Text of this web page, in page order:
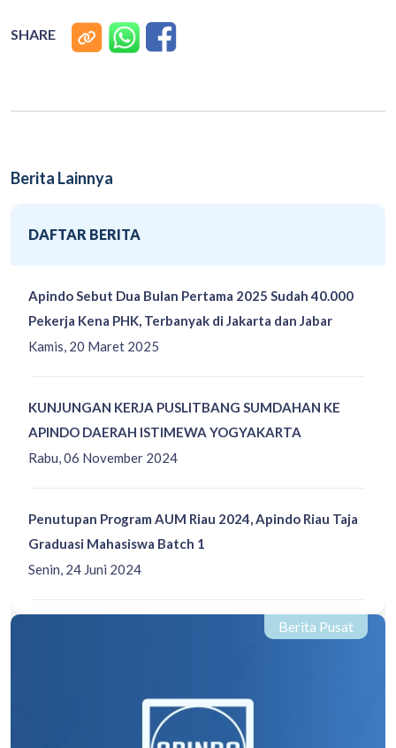
SHARE
Berita Lainnya
DAFTAR BERITA
Kamis, 20 Maret 2025
Apindo Sebut Dua Bulan Pertama 2025 Sudah 40.000
Pekerja Kena PHK, Terbanyak di Jakarta dan Jabar
Rabu, 06 November 2024
KUNJUNGAN KERJA PUSLITBANG SUMDAHAN KE
APINDO DAERAH ISTIMEWA YOGYAKARTA
Senin, 24 Juni 2024
Penutupan Program AUM Riau 2024, Apindo Riau Taja
Graduasi Mahasiswa Batch 1
Berita Pusat